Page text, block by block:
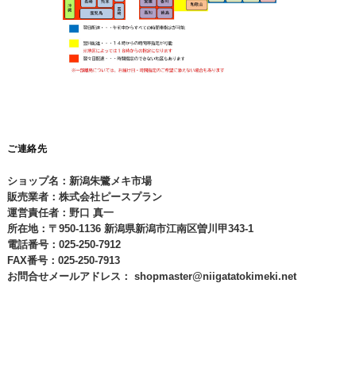
ご連絡先
ショップ名：新潟朱鷺メキ市場
販売業者：株式会社ピースプラン
運営責任者：野口 真一
所在地：〒950-1136 新潟県新潟市江南区曽川甲343-1
電話番号：025-250-7912
FAX番号：025-250-7913
お問合せメールアドレス： shopmaster@niigatatokimeki.net